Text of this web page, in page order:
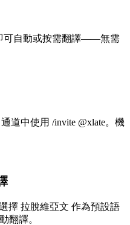
可自動或按需翻譯——無需
道中使用 /invite @xlate。機
擇 拉脫維亞文 作為預設語
翻譯。